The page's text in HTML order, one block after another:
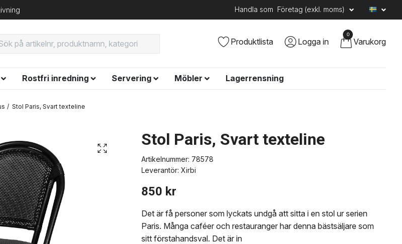
Handla som Företag (exkl. moms)
Produktlista Logga in
0
Varukorg
Rostfri inredning Servering Möbler Lagerrensning
Stol Paris, Svart texteline
Stol Paris, Svart texteline
Artikelnummer: 78578
Leverantör: Xirbi
850 kr
Det är få personer som lyckats undgå att sitta i en stol ur serien
Paris. Många caféer och restauranger har denna bästsäljare som
sitt förstahandsval. Det är in